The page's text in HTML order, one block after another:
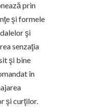
prin
şi formele
şi
senzaţia
şi bine
în
şi curţilor.